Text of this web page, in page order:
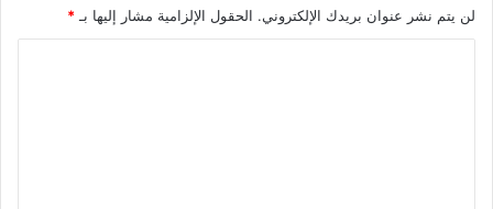
لن يتم نشر عنوان بريدك الإلكتروني. الحقول الإلزامية مشار إليها بـ *